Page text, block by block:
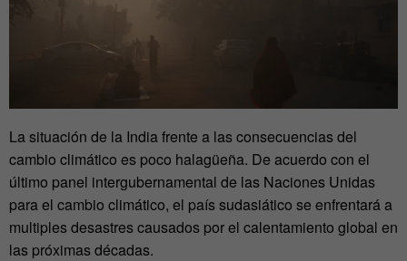
La situación de la India frente a las consecuencias del
cambio climático es poco halagüeña. De acuerdo con el
último panel intergubernamental de las Naciones Unidas
para el cambio climático, el país sudasiático se enfrentará a
multiples desastres causados por el calentamiento global en
las próximas décadas.